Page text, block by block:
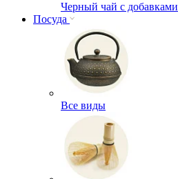
Черный чай с добавками
Посуда
Все виды